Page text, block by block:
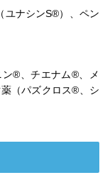
ユナシンS®）、ペン
ン®、チエナム®、メ
（パズクロス®、シ